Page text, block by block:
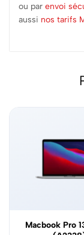
ou par envoi
aussi nos tarifs
Macbook Pro